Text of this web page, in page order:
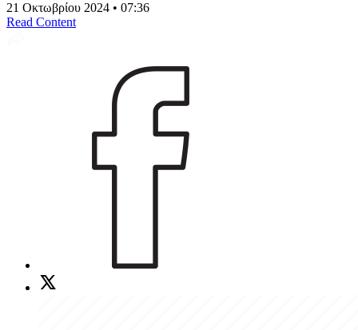
21 Οκτωβρίου 2024 • 07:36
Read Content